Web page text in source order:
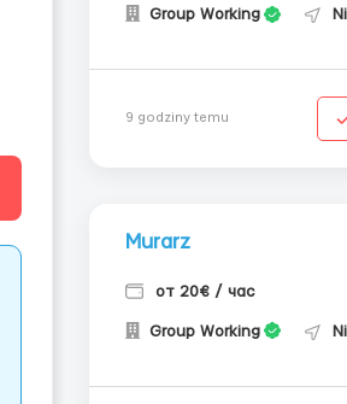
Group Working
9 godziny temu
Murarz
от 20€ / час
Group Working